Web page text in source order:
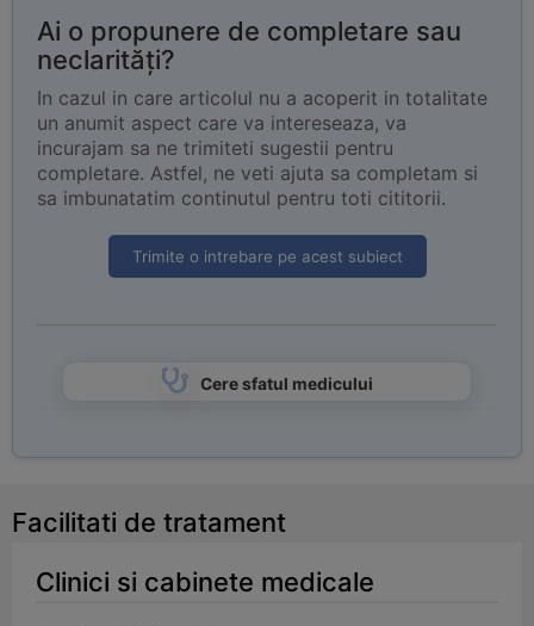
Ai o propunere de completare sau
neclarități?
In cazul in care articolul nu a acoperit in totalitate
un anumit aspect care va intereseaza, va
incurajam sa ne trimiteti sugestii pentru
completare. Astfel, ne veti ajuta sa completam si
sa imbunatatim continutul pentru toti cititorii.
Trimite o intrebare pe acest subiect
Cere sfatul medicului
Facilitati de tratament
Clinici si cabinete medicale